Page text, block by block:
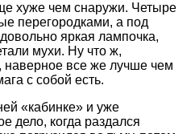
хуже чем снаружи. Четыре
перегородками, а под
яркая лампочка,
мухи. Ну что ж,
наверное все же лучше чем
с собой есть.
«кабинке» и уже
дело, когда раздался